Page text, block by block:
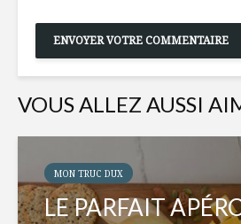
VOUS ALLEZ AUSSI
MON TRUC DUX
LE PARFAIT